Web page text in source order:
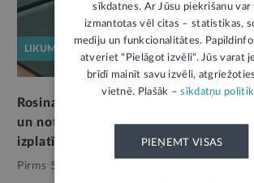
LIKUMPROJEKTS
Rosina pagarināt noilgumu
un noteikt sodu par intīma rakstura
izplatīšanu
Pirms 5 mēnešiem,
sīkdatnes. Ar Jūsu piekrišanu
izmantotas vēl citas – statistikas,
mediju un funkcionalitātes.
atveriet "Pielāgot izvēli". Jūs varat
brīdī mainīt savu izvēli,
vietnē. Plašāk –sīkdatņu
PIEŅEMT VISAS